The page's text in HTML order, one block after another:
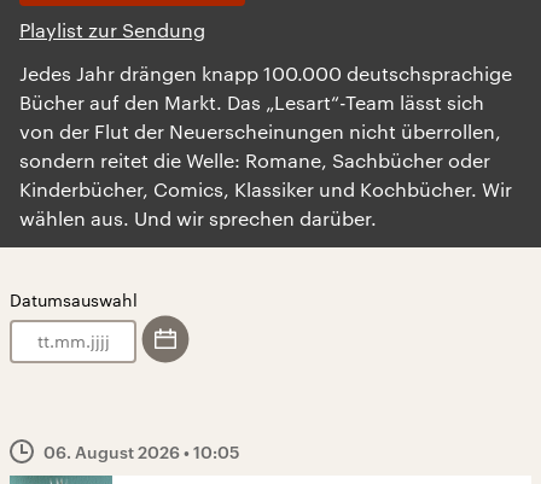
Playlist zur Sendung
Jedes Jahr drängen knapp 100.000 deutschsprachige
Bücher auf den Markt. Das „Lesart“-Team lässt sich
von der Flut der Neuerscheinungen nicht überrollen,
sondern reitet die Welle: Romane, Sachbücher oder
Kinderbücher, Comics, Klassiker und Kochbücher. Wir
wählen aus. Und wir sprechen darüber.
Datumsauswahl
.
.
06. August 2026• 10:05